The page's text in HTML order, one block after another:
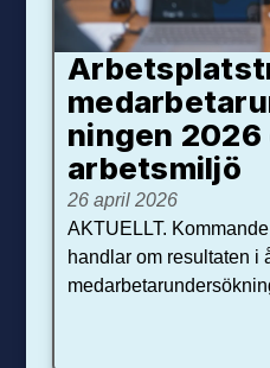
ningen 2026
arbets­miljö
26 april 2026
AKTUELLT.
handlar om resultaten i